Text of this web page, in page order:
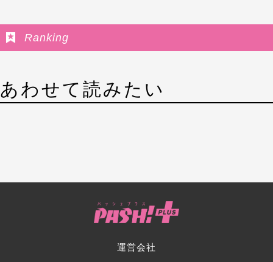
Ranking
あわせて読みたい
運営会社